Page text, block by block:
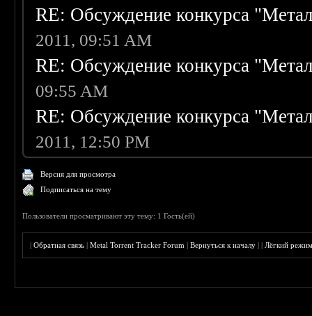
RE: Обсуждение конкурса
2011, 09:51 AM
RE: Обсуждение конкурса
09:55 AM
RE: Обсуждение конкурса
2011, 12:50 PM
Версия для просмотра
Подписаться на тему
Пользователи просматривают эту тему: 1 Гость(ей)
|Обратная связь |Metal Torrent Tracker Forum |Вернуться к началу ||Лёгкий